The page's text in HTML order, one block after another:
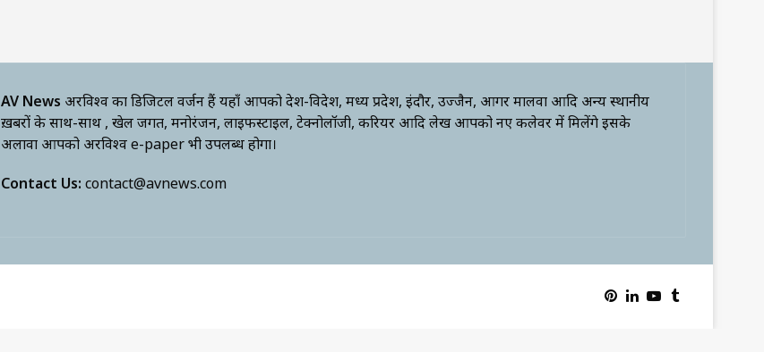
AV News अक्षरविश्व का डिजिटल वर्जन हैं यहाँ आपको देश-विदेश, मध्य प्रदेश, इंदौर, उज्जैन, आगर मालवा आदि अन्य स्थानीय
ख़बरों के साथ-साथ , खेल जगत, मनोरंजन, लाइफस्टाइल, टेक्नोलॉजी, करियर आदि लेख आपको नए कलेवर में मिलेंगे इसके
अलावा आपको अक्षरविश्व e-paper भी उपलब्ध होगा।
Contact Us: contact@avnews.com
Pinterest
LinkedIn
YouTube